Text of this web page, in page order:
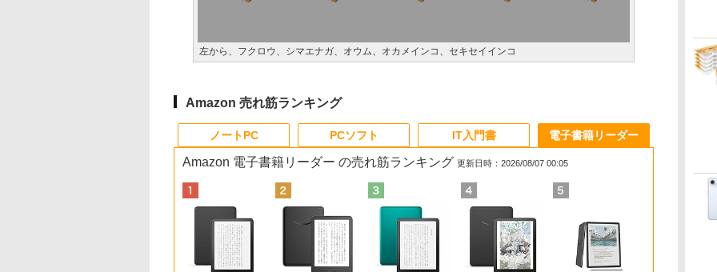
左から、フクロウ、シマエナガ、オウム、オカメインコ、セキセイインコ
Amazon 売れ筋ランキング
ノートPC PCソフト IT入門書 電子書籍リーダー
Amazon 電子書籍リーダー の売れ筋ランキング 更新日時：2026/08/07 00:05